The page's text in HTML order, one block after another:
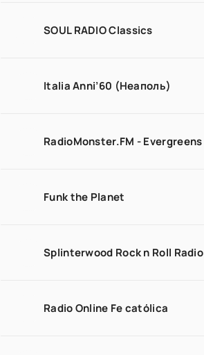
SOUL RADIO Classics
Italia Anni’60 (Неаполь)
RadioMonster.FM - Evergreens
Funk the Planet
Splinterwood Rock n Roll Radio
Radio Online Fe católica